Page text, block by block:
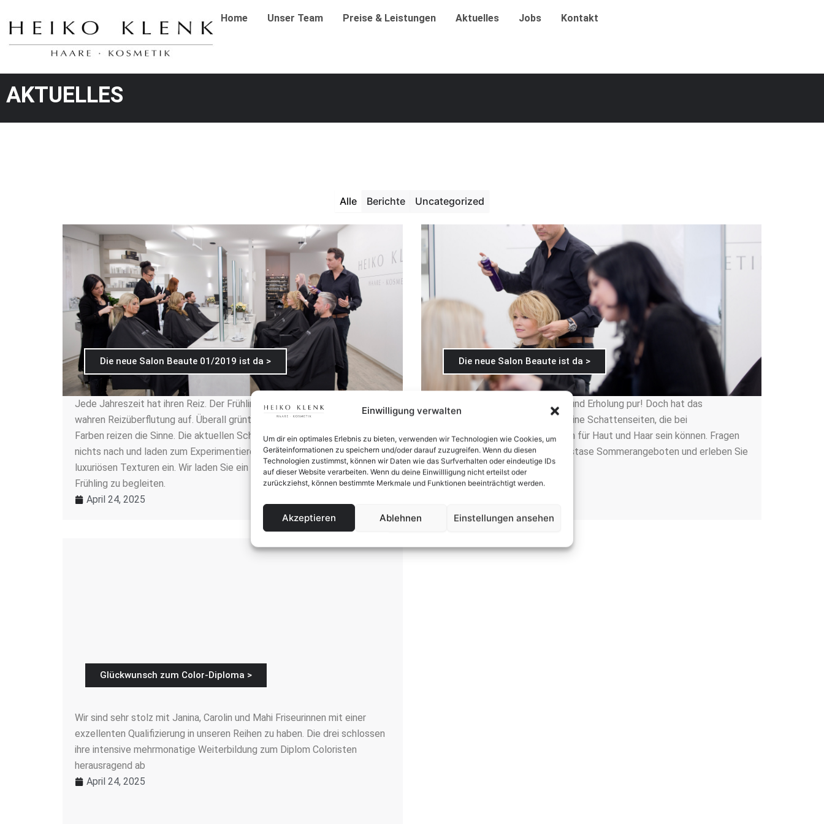
Einwilligung verwalten
Um dir ein optimales Erlebnis zu bieten, verwenden wir Technologien wie Cookies, um
Geräteinformationen zu speichern und/oder darauf zuzugreifen. Wenn du diesen
Technologien zustimmst, können wir Daten wie das Surfverhalten oder eindeutige IDs
auf dieser Website verarbeiten. Wenn du deine Einwillligung nicht erteilst oder
zurückziehst, können bestimmte Merkmale und Funktionen beeinträchtigt werden.
Akzeptieren Ablehnen Einstellungen ansehen
Inhalt
Home Unser Team Preise & Leistungen Aktuelles Jobs Kontakt
AKTUELLES
Berichte Uncategorized
Alle
Die neue Salon Beaute 01/2019 ist da >
Jede Jahreszeit hat ihren Reiz. Der Frühling allerdings wartet mit einer
wahren Reizüberflutung auf. Überall grünt und sprießt es, Düfte und
Farben reizen die Sinne. Die aktuellen Schminktrends stehen der Natur in
nichts nach und laden zum Experimentieren mit leuchtenden Farben und
luxuriösen Texturen ein. Wir laden Sie ein Sie in einen strahlend schönen
Frühling zu begleiten.
April 24, 2025
Die neue Salon Beaute ist da >
Sommer, das ist Sonne, Genuss und Erholung pur! Doch hat das
wunderbare Sonnenlicht auch seine Schattenseiten, die bei
ungenügendem Schutz schädlich für Haut und Haar sein können. Fragen
Sie uns nach den aktuellen Kérastase Sommerangeboten und erleben Sie
einen schönen Sommer!
April 24, 2025
Glückwunsch zum Color-Diploma >
Wir sind sehr stolz mit Janina, Carolin und Mahi Friseurinnen mit einer
exzellenten Qualifizierung in unseren Reihen zu haben. Die drei schlossen
ihre intensive mehrmonatige Weiterbildung zum Diplom Coloristen
herausragend ab
April 24, 2025